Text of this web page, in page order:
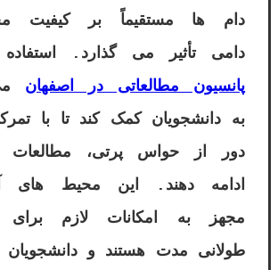
دام ها مستقیماً بر کیفیت
دامی تأثیر می گذارد.
پانسیون مطالعاتی در اصفهان
به دانشجویان کمک کند تا با
دور از حواس پرتی، مطالعات
ادامه دهند. این محیط های
مجهز به امکانات لازم برای
طولانی مدت هستند و دانشجویان